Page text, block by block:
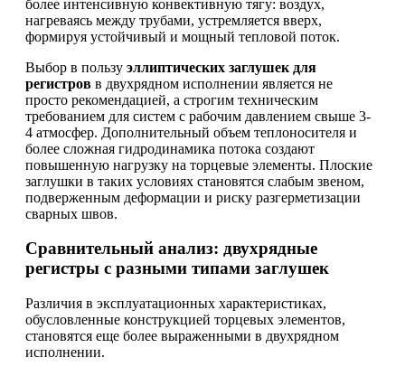
более интенсивную конвективную тягу: воздух,
нагреваясь между трубами, устремляется вверх,
формируя устойчивый и мощный тепловой поток.
Выбор в пользу эллиптических заглушек для
регистров в двухрядном исполнении является не
просто рекомендацией, а строгим техническим
требованием для систем с рабочим давлением свыше 3-
4 атмосфер. Дополнительный объем теплоносителя и
более сложная гидродинамика потока создают
повышенную нагрузку на торцевые элементы. Плоские
заглушки в таких условиях становятся слабым звеном,
подверженным деформации и риску разгерметизации
сварных швов.
Сравнительный анализ: двухрядные
регистры с разными типами заглушек
Различия в эксплуатационных характеристиках,
обусловленные конструкцией торцевых элементов,
становятся еще более выраженными в двухрядном
исполнении.